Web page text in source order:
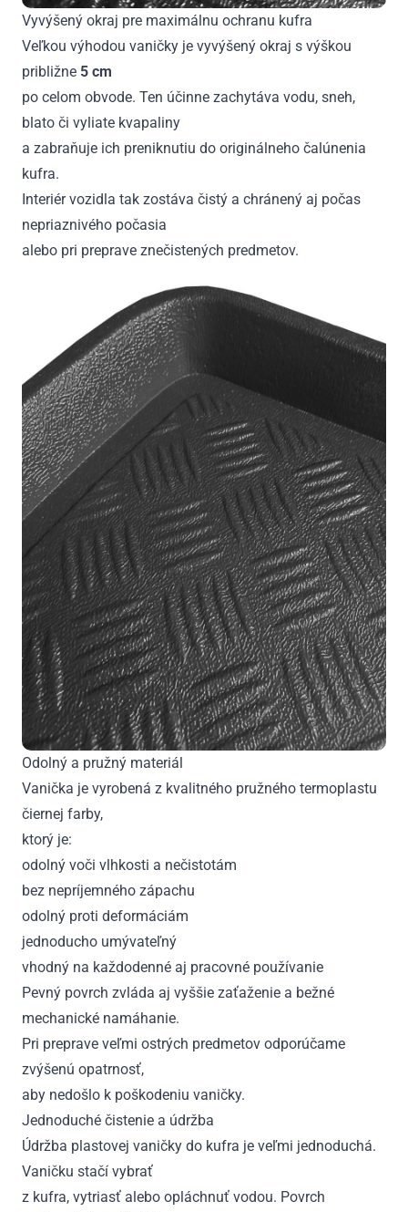
Vyvýšený okraj pre maximálnu ochranu kufra
Veľkou výhodou vaničky je vyvýšený okraj s výškou
približne 5 cm
po celom obvode. Ten účinne zachytáva vodu, sneh,
blato či vyliate kvapaliny
a zabraňuje ich preniknutiu do originálneho čalúnenia
kufra.
Interiér vozidla tak zostáva čistý a chránený aj počas
nepriaznivého počasia
alebo pri preprave znečistených predmetov.
Odolný a pružný materiál
Vanička je vyrobená z kvalitného pružného termoplastu
čiernej farby,
ktorý je:
odolný voči vlhkosti a nečistotám
bez nepríjemného zápachu
odolný proti deformáciám
jednoducho umývateľný
vhodný na každodenné aj pracovné používanie
Pevný povrch zvláda aj vyššie zaťaženie a bežné
mechanické namáhanie.
Pri preprave veľmi ostrých predmetov odporúčame
zvýšenú opatrnosť,
aby nedošlo k poškodeniu vaničky.
Jednoduché čistenie a údržba
Údržba plastovej vaničky do kufra je veľmi jednoduchá.
Vaničku stačí vybrať
z kufra, vytriasť alebo opláchnuť vodou. Povrch